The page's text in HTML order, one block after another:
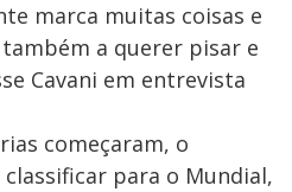
marca muitas coisas e
a querer pisar e
Cavani em entrevista
começaram, o
para o Mundial,